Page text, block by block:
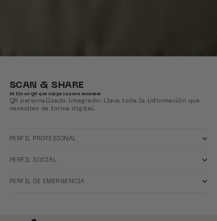
SCAN & SHARE
Al fin un QR que valga la pena escanear
QR personalizado integrado: Lleva toda la información que
necesites de forma digital.
PERFIL PROFESIONAL
PERFIL SOCIAL
PERFIL DE EMERGENCIA